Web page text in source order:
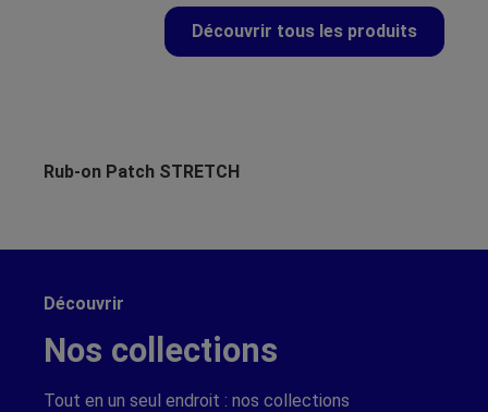
Découvrir tous les produits
Rub-on Patch STRETCH
Découvrir
Nos collections
Tout en un seul endroit : nos collections